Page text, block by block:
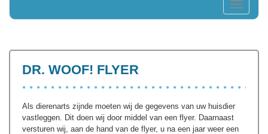
Toggle
DR. WOOF! FLYER
Als dierenarts zijnde moeten wij de gegevens van uw huisdier
vastleggen. Dit doen wij door middel van een flyer. Daarnaast
versturen wij, aan de hand van de flyer, u na een jaar weer een